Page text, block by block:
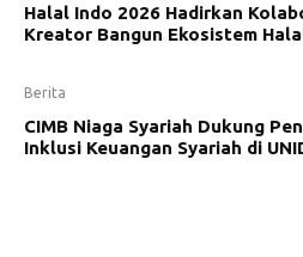
Halal Indo 2026 Hadirkan
Kreator Bangun Ekosistem
Berita
CIMB Niaga Syariah Dukung
Inklusi Keuangan Syariah di